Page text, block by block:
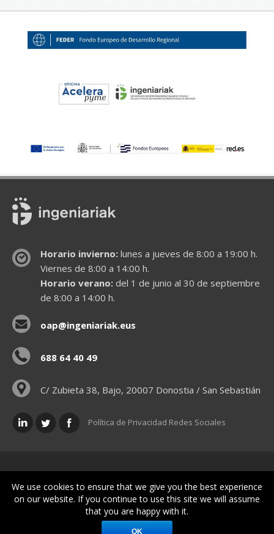
Horario invierno:lunes a jueves de 8:00 a 19:00 h.
Viernes de 8:00 a 14:00 h.
Horario verano:del 1 de junio al 30 de septiembre
de 8:00 a 14:00 h.
oap@ingeniariak.eus
688 64 40 49
C/ Zubieta 38, Bajo, 20007 Donostia / San Sebastián
Política de Privacidad Redes Sociales
Políticas legales
© Gipuzkoako Industri Ingeniariaren Elkargo Ofiziala - Colegio
Oficial de Ingenieros Industriales de Gipuzkoa
We use cookies to ensure that we give you the best experience
on our website. If you continue to use this site we will assume
that you are happy with it.
OK